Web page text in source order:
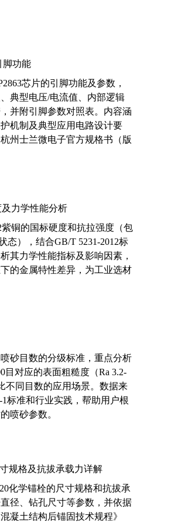
脚功能
芯片的引脚功能及参数，
典型电压/电流值、内部逻辑
并附引脚参数对照表。内容涵
机制及典型应用电路设计要
州士兰微电子官方规格书（版
力学性能分析
铜的国标硬度和抗拉强度（包
态），结合GB/T 5231-2012标
其力学性能指标及影响因素，
的金属特性差异，为工业选材
砂目数的分级标准，重点分析
目对应的表面粗糙度（Ra 3.2-
不同目数的应用场景。数据来
1标准和行业实践，帮助用户根
喷砂参数。
规格及抗拔承载力详解
化学锚栓的尺寸规格和抗拔承
径、钻孔尺寸等参数，并依据
凝土结构后锚固技术规程》